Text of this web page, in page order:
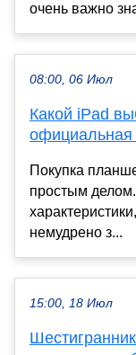
очень важно
08:00, 06 Июл
Какой iPad
официальная
Покупка
простым
немудрено з...
15:00, 18 Июл